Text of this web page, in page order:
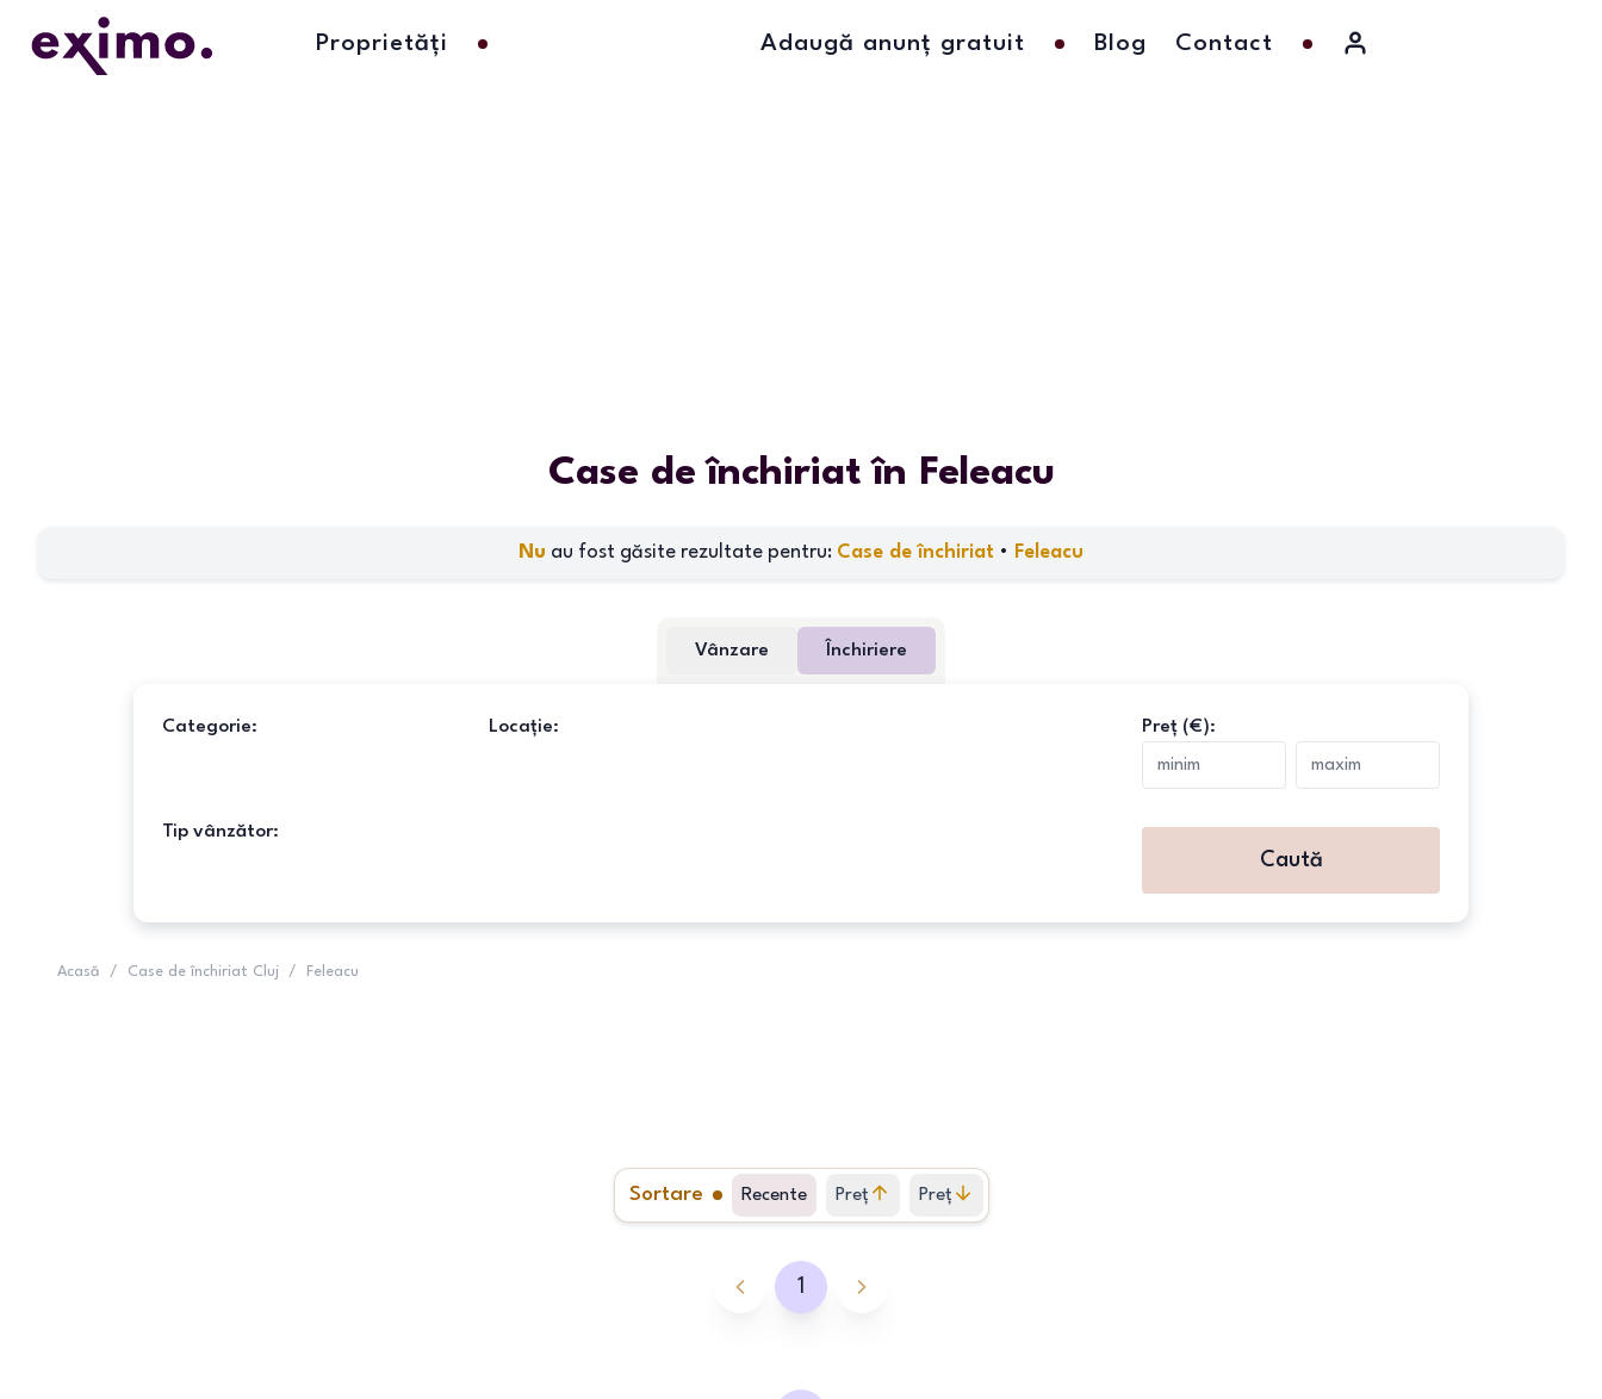
Proprietăți Adaugă anunț gratuit Blog Contact
Case de închiriat în Feleacu
Nu au fost găsite rezultate pentru: Case de închiriat • Feleacu
Vânzare Închiriere
Categorie: Locație: Preț (€):
Tip vânzător:
Caută
Acasă / Case de închiriat Cluj / Feleacu
Sortare Recente Preț
crescător
Preț
descrescător
1